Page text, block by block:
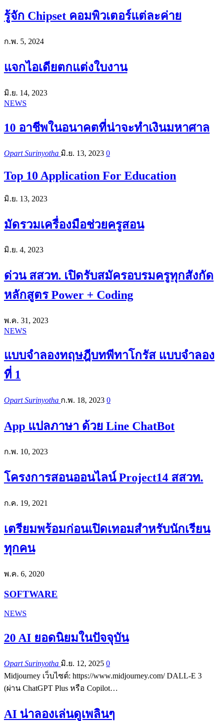
รู้จัก Chipset คอมพิวเตอร์แต่ละค่าย
ก.พ. 5, 2024
แจกไอเดียตกแต่งใบงาน
มิ.ย. 14, 2023
NEWS
10 อาชีพในอนาคตที่น่าจะทำเงินมหาศาล
Opart Surinyotha มิ.ย. 13, 2023 0
Top 10 Application For Education
มิ.ย. 13, 2023
มัดรวมเครื่องมือช่วยครูสอน
มิ.ย. 4, 2023
ด่วน สสวท. เปิดรับสมัครอบรมครูทุกสังกัด
หลักสูตร Power + Coding
พ.ค. 31, 2023
NEWS
แบบจำลองทฤษฎีบทพีทาโกรัส แบบจำลอง
ที่ 1
Opart Surinyotha ก.พ. 18, 2023 0
App แปลภาษา ด้วย Line ChatBot
ก.พ. 10, 2023
โครงการสอนออนไลน์ Project14 สสวท.
ก.ค. 19, 2021
เตรียมพร้อมก่อนเปิดเทอมสำหรับนักเรียน
ทุกคน
พ.ค. 6, 2020
SOFTWARE
NEWS
20 AI ยอดนิยมในปัจจุบัน
Opart Surinyotha มิ.ย. 12, 2025 0
Midjourney เว็บไซต์: https://www.midjourney.com/ DALL-E 3
(ผ่าน ChatGPT Plus หรือ Copilot…
AI น่าลองเล่นดูเพลินๆ